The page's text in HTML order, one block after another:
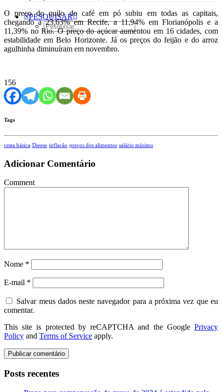
PESQUISAR
O preço do quilo do café em pó subiu em todas as capitais,
chegando a 23,63% em Recife, a 11,94% em Florianópolis e a
11,39% no Rio. O preço do açúcar aumentou em 16 cidades, com
estabilidade em Belo Horizonte. Já os preços do feijão e do arroz
agulhinha diminuíram em novembro.
156
Tags
cesta básica Dieese inflação preços dos alimentos salário mínimo
Adicionar Comentário
Comment
Nome *
E-mail *
Salvar meus dados neste navegador para a próxima vez que eu
comentar.
This site is protected by reCAPTCHA and the Google Privacy
Policy and Terms of Service apply.
Posts recentes